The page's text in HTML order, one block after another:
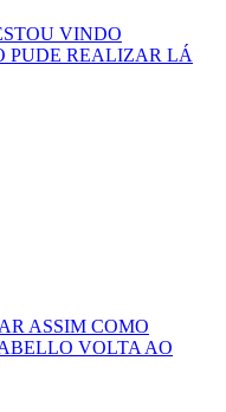
VINDO
PUDE REALIZAR LÁ
ASSIM COMO
VOLTA AO